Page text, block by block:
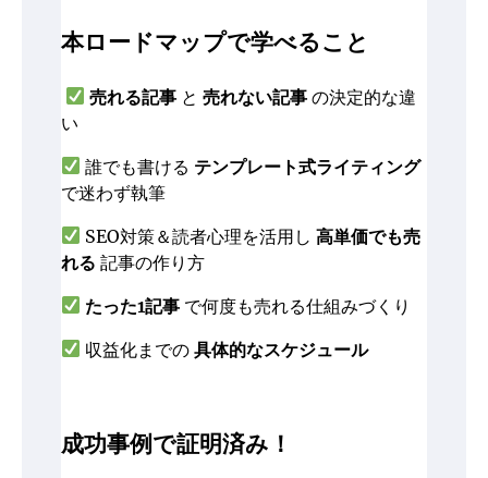
本ロードマップで学べること
売れる記事 と売れない記事 の決定的な違
い
誰でも書ける テンプレート式ライティング
で迷わず執筆
SEO対策＆読者心理を活用し 高単価でも売
れる 記事の作り方
たった1記事 で何度も売れる仕組みづくり
収益化までの 具体的なスケジュール
成功事例で証明済み！